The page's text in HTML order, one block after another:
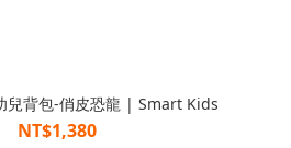
兒背包-俏皮恐龍 | Smart Kids
NT$1,380